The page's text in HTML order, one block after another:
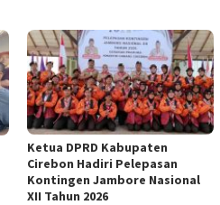
Ketua DPRD Kabupaten
Cirebon Hadiri Pelepasan
Kontingen Jambore Nasional
XII Tahun 2026